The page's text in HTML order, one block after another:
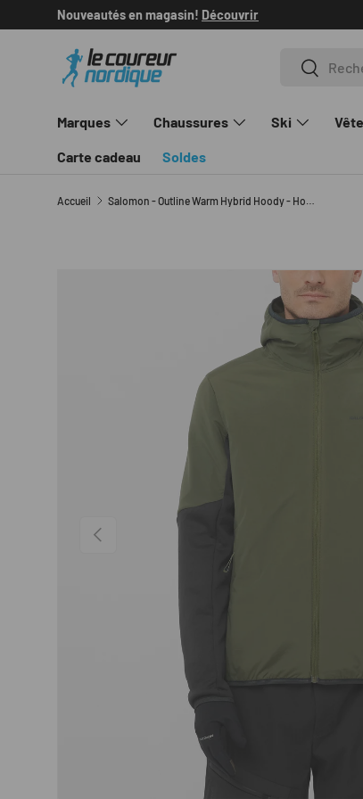
ALLER AU CONTENU
Livraison gratuite sur les commandes de +100$
Recherche
Marques Chaussures Ski
Carte cadeau Soldes
Accueil Salomon - Outline Warm Hybrid Hoody - Homme
PASSER AUX INFORMATIONS PRODUITS
L’image 1 est maintenant disponible dans la vue
PRÉCÉDENT